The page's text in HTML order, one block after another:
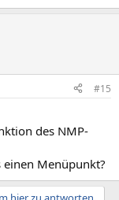
#15
des NMP-
einen Menüpunkt?